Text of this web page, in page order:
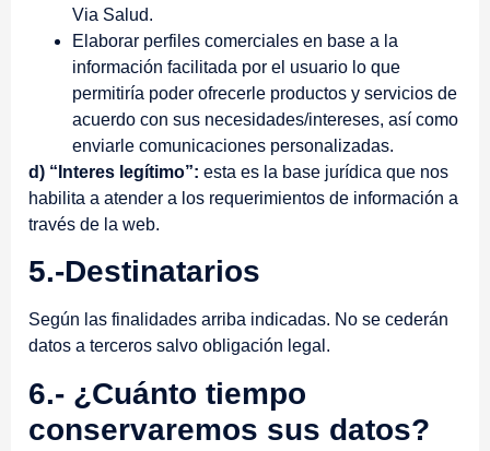
Via Salud.
Elaborar perfiles comerciales en base a la
información facilitada por el usuario lo que
permitiría poder ofrecerle productos y servicios de
acuerdo con sus necesidades/intereses, así como
enviarle comunicaciones personalizadas.
d) “Interes legítimo”: esta es la base jurídica que nos
habilita a atender a los requerimientos de información a
través de la web.
5.-Destinatarios
Según las finalidades arriba indicadas. No se cederán
datos a terceros salvo obligación legal.
6.- ¿Cuánto tiempo
conservaremos sus datos?